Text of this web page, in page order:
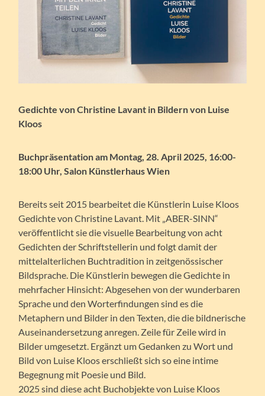
Gedichte von Christine Lavant in Bildern von Luise
Kloos
Buchpräsentation am Montag, 28. April 2025, 16:00-
18:00 Uhr, Salon Künstlerhaus Wien
Bereits seit 2015 bearbeitet die Künstlerin Luise Kloos
Gedichte von Christine Lavant. Mit „ABER-SINN“
veröffentlicht sie die visuelle Bearbeitung von acht
Gedichten der Schriftstellerin und folgt damit der
mittelalterlichen Buchtradition in zeitgenössischer
Bildsprache. Die Künstlerin bewegen die Gedichte in
mehrfacher Hinsicht: Abgesehen von der wunderbaren
Sprache und den Worterfindungen sind es die
Metaphern und Bilder in den Texten, die die bildnerische
Auseinandersetzung anregen. Zeile für Zeile wird in
Bilder umgesetzt. Ergänzt um Gedanken zu Wort und
Bild von Luise Kloos erschließt sich so eine intime
Begegnung mit Poesie und Bild.
2025 sind diese acht Buchobjekte von Luise Kloos